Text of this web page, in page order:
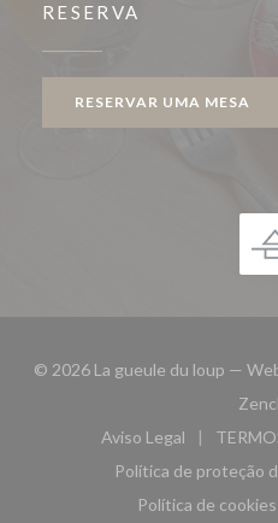
RESERVA
RESERVAR UMA MESA
© 2026 La gueule du loup —
Aviso Legal
((abre numa
Política de proteção
Política de cookies